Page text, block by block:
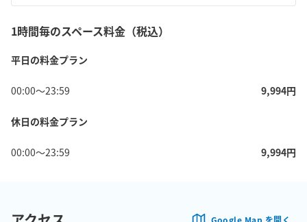
1時間毎のスペース料金（税込）
平日の料金プラン
00:00〜23:59 9,994円
休日の料金プラン
00:00〜23:59 9,994円
Google Map を開く